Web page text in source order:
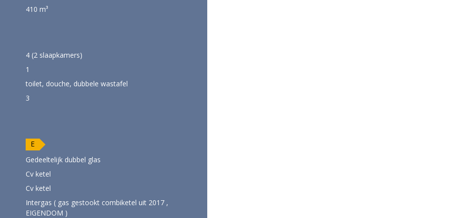
410 m³
4 (2 slaapkamers)
1
toilet, douche, dubbele wastafel
3
E
Gedeeltelijk dubbel glas
Cv ketel
Cv ketel
Intergas ( gas gestookt combiketel uit 2017 ,
EIGENDOM )